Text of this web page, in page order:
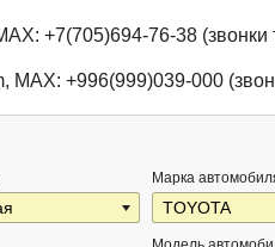
+7(705)694-76-38 (звонки
MAX: +996(999)039-000
Марка